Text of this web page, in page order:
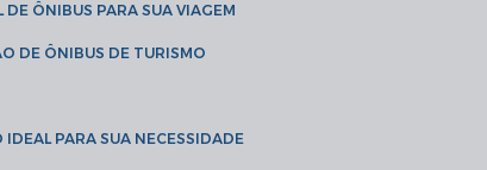
DE ÔNIBUS PARA SUA VIAGEM
DE ÔNIBUS DE TURISMO
IDEAL PARA SUA NECESSIDADE